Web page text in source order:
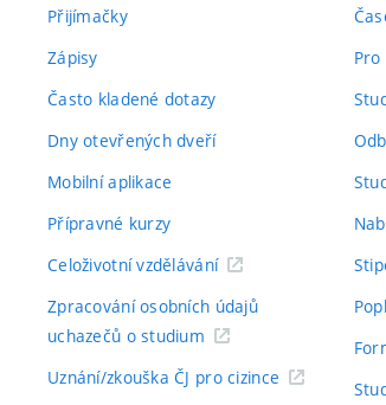
Přijímačky
Zápisy
Často kladené dotazy
Dny otevřených dveří
Mobilní aplikace
Přípravné kurzy
Celoživotní vzdělávání
Zpracování osobních údajů
uchazečů o studium
Uznání/zkouška ČJ pro cizince